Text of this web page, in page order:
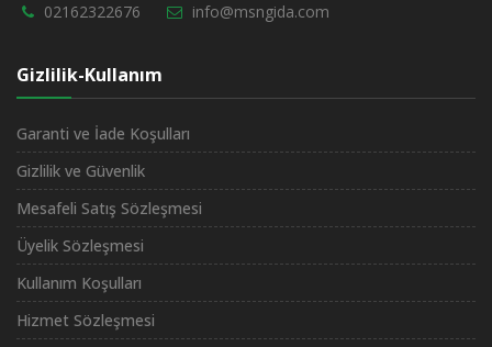
02162322676
info@msngida.com
Gizlilik-Kullanım
Garanti ve İade Koşulları
Gizlilik ve Güvenlik
Mesafeli Satış Sözleşmesi
Üyelik Sözleşmesi
Kullanım Koşulları
Hizmet Sözleşmesi